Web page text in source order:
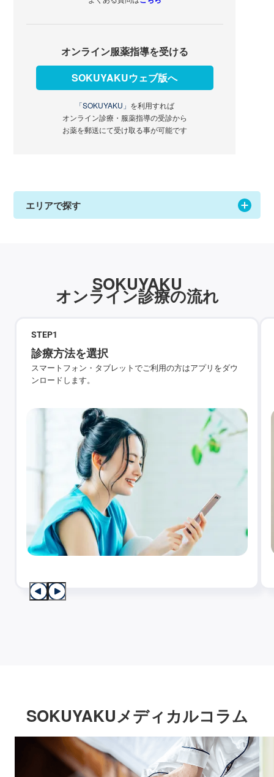
オンライン服薬指導を受ける
SOKUYAKUウェブ版へ
「SOKUYAKU」 を利用すれば
オンライン診療・服薬指導の受診から
お薬を郵送にて受け取る事が可能です
エリアで探す
SOKUYAKU
オンライン診療の流れ
STEP1
診療方法を選択
スマートフォン・タブレットでご利用の方はアプリをダウ
ンロードします。
SOKUYAKUメディカルコラム